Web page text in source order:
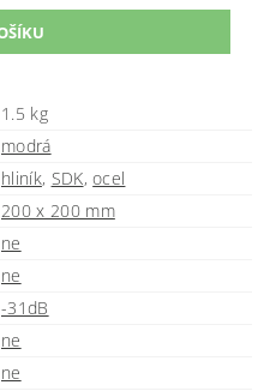
1.5 kg
modrá
hliník, SDK,ocel
200 x 200 mm
ne
ne
-31dB
ne
ne